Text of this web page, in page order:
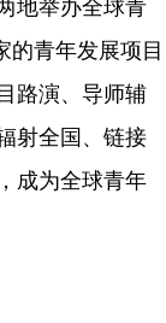
地举办全球青
的青年发展项目
路演、导师辅
射全国、链接
成为全球青年